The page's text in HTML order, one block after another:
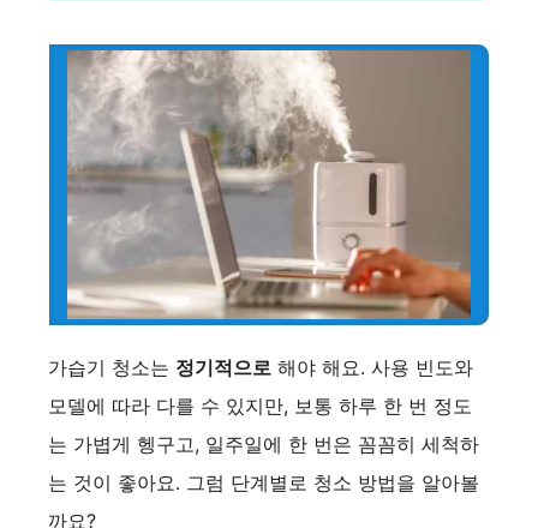
가습기 청소는 정기적으로 해야 해요. 사용 빈도와
모델에 따라 다를 수 있지만, 보통 하루 한 번 정도
는 가볍게 헹구고, 일주일에 한 번은 꼼꼼히 세척하
는 것이 좋아요. 그럼 단계별로 청소 방법을 알아볼
까요?